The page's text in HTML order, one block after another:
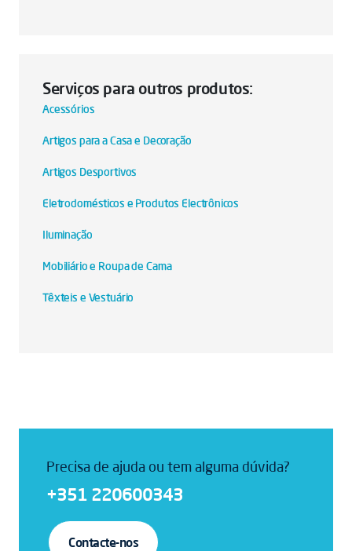
Serviços para outros produtos:
Acessórios
Artigos para a Casa e Decoração
Artigos Desportivos
Eletrodomésticos e Produtos Electrônicos
Iluminação
Mobiliário e Roupa de Cama
Têxteis e Vestuário
Precisa de ajuda ou tem alguma dúvida?
+351 220600343
Contacte-nos